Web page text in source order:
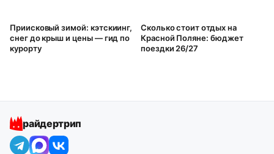
Приисковый зимой: кэтскиинг,
снег до крыш и цены — гид по
курорту
Сколько стоит отдых на
Красной Поляне: бюджет
поездки 26/27
райдертрип